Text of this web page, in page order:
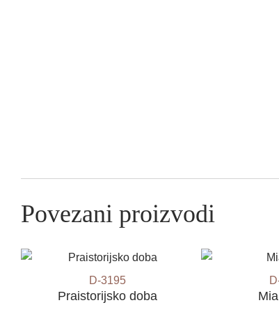
Povezani proizvodi
D-3195
Praistorijsko doba